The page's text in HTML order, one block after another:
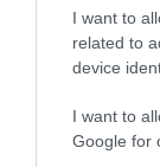
I want to
related to
device
I want to
Google for
Megosztás:
Címkék:
család,